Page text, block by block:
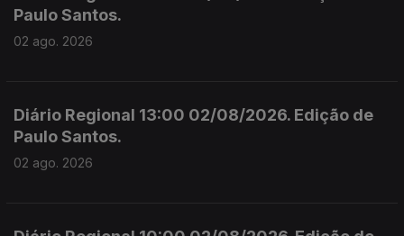
Paulo Santos.
02 ago. 2026
Diário Regional 13:00 02/08/2026. Edição de
Paulo Santos.
02 ago. 2026